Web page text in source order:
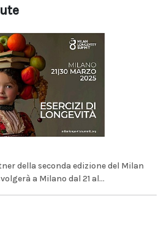
della seconda edizione del Milan
a Milano dal 21 al...